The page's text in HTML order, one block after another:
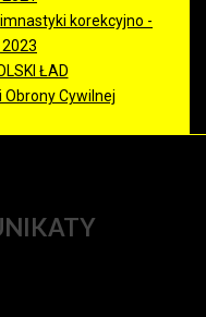
korekcyjno -
ŁAD
Obrony Cywilnej